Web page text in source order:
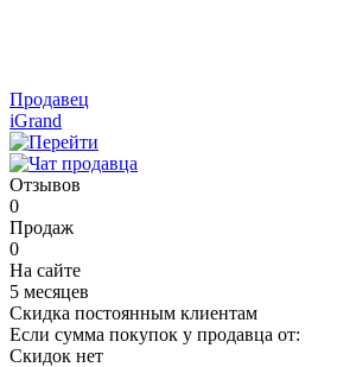
Продавец
iGrand
Отзывов
0
Продаж
0
На сайте
5 месяцев
Скидка постоянным клиентам
Если сумма покупок у продавца от:
Скидок нет